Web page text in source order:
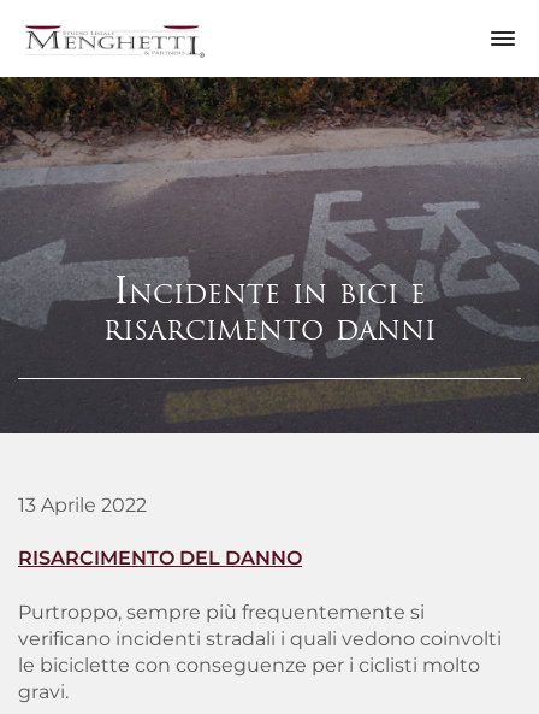
Incidente in bici e
risarcimento danni
13 Aprile 2022
RISARCIMENTO DEL DANNO
Purtroppo, sempre più frequentemente si
verificano incidenti stradali i quali vedono coinvolti
le biciclette con conseguenze per i ciclisti molto
gravi.